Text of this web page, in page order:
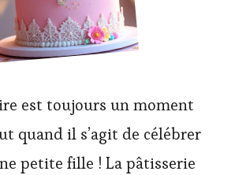
est toujours un moment
quand il s’agit de célébrer
petite fille ! La pâtisserie